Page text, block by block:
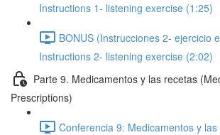
Instructions 1- listening exercise (1:25)
BONUS (Instrucciones 2- ejercicio
Instructions 2- listening exercise (2:02)
Parte 9. Medicamentos y las recetas
Prescriptions)
Conferencia 9: Medicamentos y